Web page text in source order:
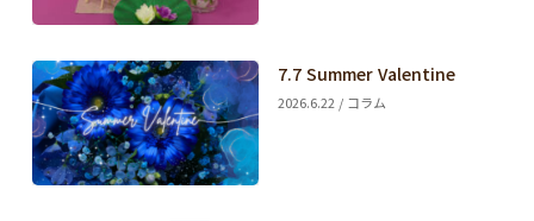
7.7 Summer Valentine
2026.6.22 / コラム